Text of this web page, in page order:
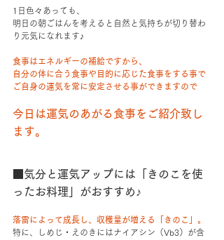
1日色々あっても、
明日の朝ごはんを考えると自然と気持ちが切り替わ
り元気になれます♪
食事はエネルギーの補給ですから、
自分の体に合う食事や目的に応じた食事をする事で
ご自身の運気を常に安定させる事ができますので
今日は運気のあがる食事をご紹介致し
ます。
■気分と運気アップには「きのこを使
ったお料理」がおすすめ♪
落雷によって成長し、収穫量が増える「きのこ」。
特に、しめじ・えのきにはナイアシン（Vb3）が含